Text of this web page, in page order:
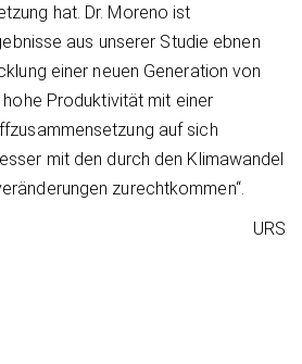
hat. Dr. Moreno ist
aus unserer Studie ebnen
einer neuen Generation von
Produktivität mit einer
auf sich
mit den durch den Klimawandel
zurechtkommen“.
URS